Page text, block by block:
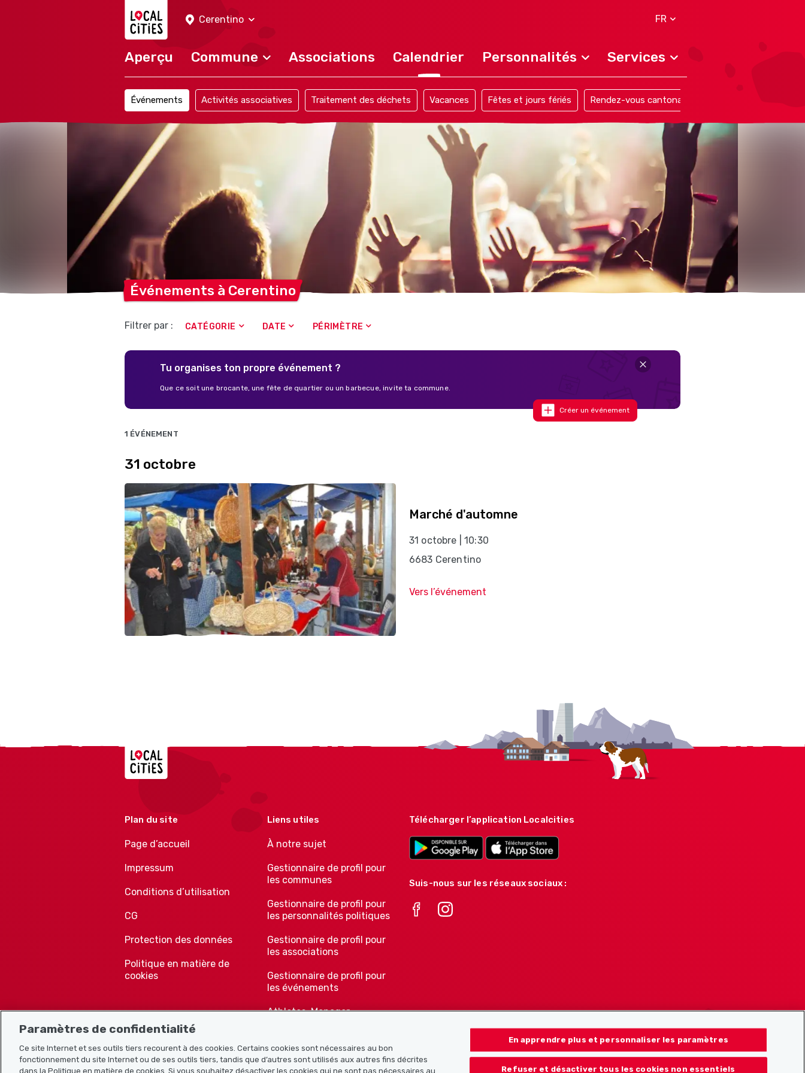
Cerentino
FR
Aperçu Commune Associations Calendrier Personnalités Services
Événements Activités associatives Traitement des déchets Vacances Fêtes et jours fériés Rendez-vous cantonaux et officiels
Événements à Cerentino
Filtrer par : CATÉGORIE DATE PÉRIMÈTRE
Tu organises ton propre événement ?
Que ce soit une brocante, une fête de quartier ou un barbecue, invite ta commune.
Créer un événement
1 ÉVÉNEMENT
31 octobre
Marché d'automne
31 octobre | 10:30
6683 Cerentino
Vers l’événement
Localcities
Plan du site
Page d’accueil
Impressum
Conditions d’utilisation
CG
Protection des données
Politique en matière de
cookies
Liens utiles
À notre sujet
Gestionnaire de profil pour
les communes
Gestionnaire de profil pour
les personnalités politiques
Gestionnaire de profil pour
les associations
Gestionnaire de profil pour
les événements
Athletes-Manager
associations
Télécharger l’application Localcities
Suis-nous sur les réseaux sociaux :
Paramètres de confidentialité
Ce site Internet et ses outils tiers recourent à des cookies. Certains cookies sont nécessaires au bon
fonctionnement du site Internet ou de ses outils tiers, tandis que d’autres sont utilisés aux autres fins décrites
dans la Politique en matière de cookies. Si vous souhaitez désactiver les cookies qui ne sont pas nécessaires au
En apprendre plus et personnaliser les paramètres
Refuser et désactiver tous les cookies non essentiels